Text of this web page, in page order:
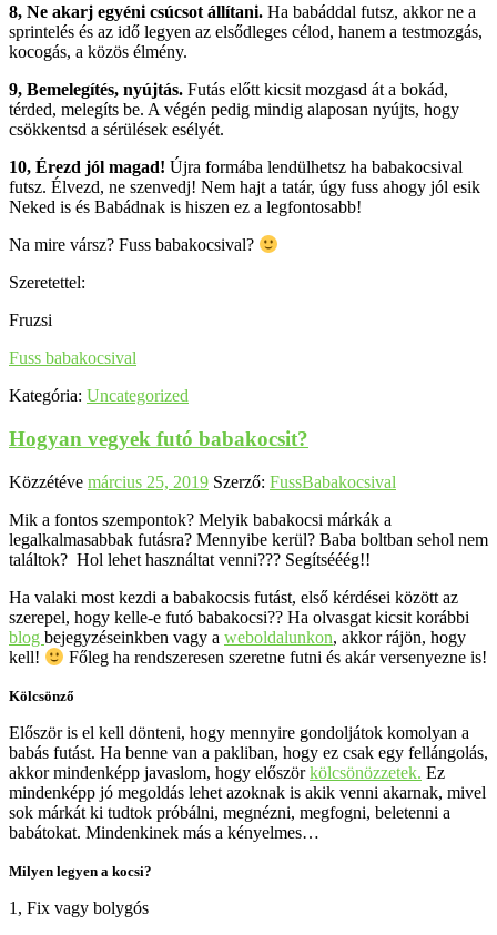
8, Ne akarj egyéni csúcsot állítani. Ha babáddal futsz, akkor ne a
sprintelés és az idő legyen az elsődleges célod, hanem a testmozgás,
kocogás, a közös élmény.
9, Bemelegítés, nyújtás. Futás előtt kicsit mozgasd át a bokád,
térded, melegíts be. A végén pedig mindig alaposan nyújts, hogy
csökkentsd a sérülések esélyét.
10, Érezd jól magad! Újra formába lendülhetsz ha babakocsival
futsz. Élvezd, ne szenvedj! Nem hajt a tatár, úgy fuss ahogy jól esik
Neked is és Babádnak is hiszen ez a legfontosabb!
Na mire vársz? Fuss babakocsival?
Szeretettel:
Fruzsi
Fuss babakocsival
Kategória: Uncategorized
Hogyan vegyek futó babakocsit?
Közzétéve március 25, 2019 Szerző: FussBabakocsival
Mik a fontos szempontok? Melyik babakocsi márkák a
legalkalmasabbak futásra? Mennyibe kerül? Baba boltban sehol nem
találtok? Hol lehet használtat venni??? Segítsééég!!
Ha valaki most kezdi a babakocsis futást, első kérdései között az
szerepel, hogy kelle-e futó babakocsi?? Ha olvasgat kicsit korábbi
blog bejegyzéseinkben vagy a weboldalunkon, akkor rájön, hogy
kell!
Főleg ha rendszeresen szeretne futni és akár versenyezne is!
Kölcsönző
Először is el kell dönteni, hogy mennyire gondoljátok komolyan a
babás futást. Ha benne van a pakliban, hogy ez csak egy fellángolás,
akkor mindenképp javaslom, hogy előszörkölcsönözzetek. Ez
mindenképp jó megoldás lehet azoknak is akik venni akarnak, mivel
sok márkát ki tudtok próbálni, megnézni, megfogni, beletenni a
babátokat. Mindenkinek más a kényelmes…
Milyen legyen a kocsi?
1, Fix vagy bolygós